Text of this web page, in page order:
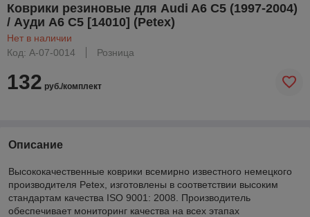
Коврики резиновые для Audi A6 C5 (1997-2004)
/ Ауди А6 С5 [14010] (Petex)
Нет в наличии
Код: A-07-0014
Розница
132 руб./комплект
Описание
Выcококачественные коврики всемирно известного немецкого
производителя Petex, изготовлены в соответствии высоким
стандартам качества ISO 9001: 2008. Производитель
обеспечивает мониторинг качества на всех этапах